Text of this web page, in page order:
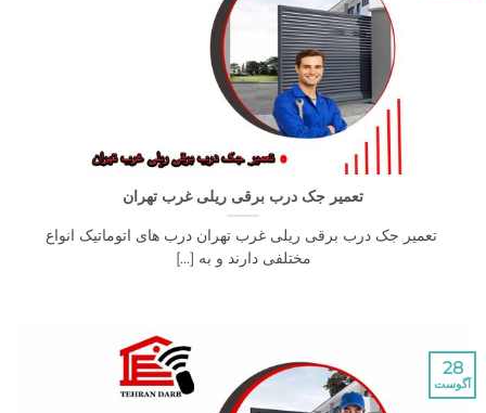
تعمیر جک درب برقی ریلی غرب تهران
جک درب برقی ریلی غرب تهران درب های اتوماتیک انواع
مختلفی دارند و به [...]